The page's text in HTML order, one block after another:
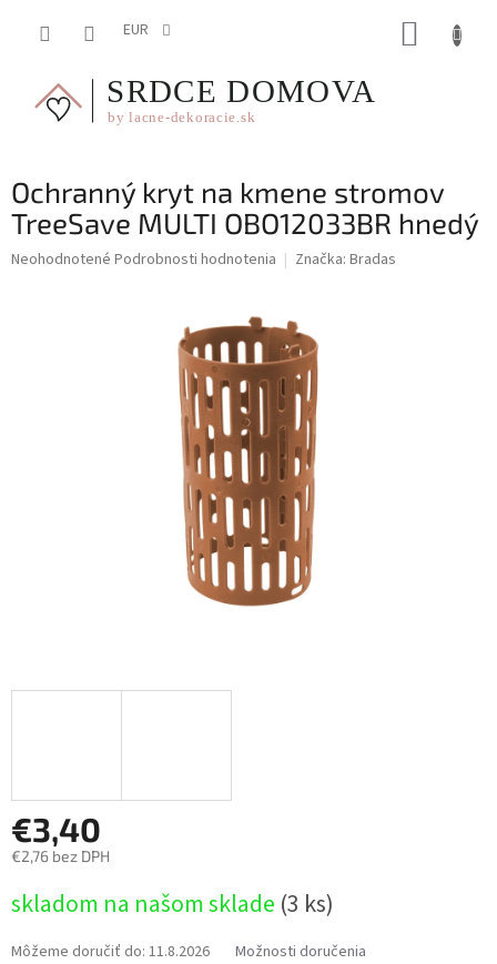
EUR
Ochranný kryt na kmene stromov
TreeSave MULTI OBO12033BR hnedý
Priemerné
Neohodnotené Podrobnosti hodnotenia Značka: Bradas
€3,40
€2,76 bez DPH
cena:
skladom na našom sklade (3 ks)
Môžeme doručiť do: 11.8.2026 Možnosti doručenia